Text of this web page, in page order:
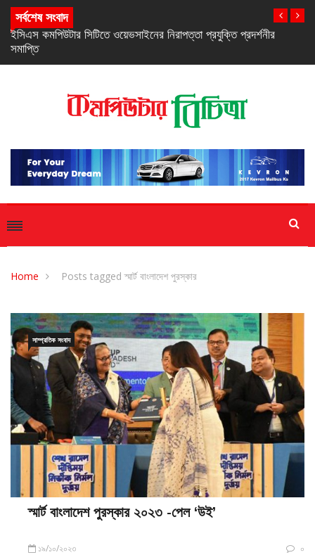
সর্বশেষ সংবাদ
নিরবচ্ছিন্ন পাওয়ার নিশ্চিতে রিয়েলমির নতুন সি-সিরিজ স্মার্টফোন
Home Posts tagged স্মার্ট বাংলাদেশ পুরস্কার
সাম্প্রতিক সংবাদ
স্মার্ট বাংলাদেশ পুরস্কার ২০২৩ -পেল ‘উই’
১৯/১০/২০২৩ ০